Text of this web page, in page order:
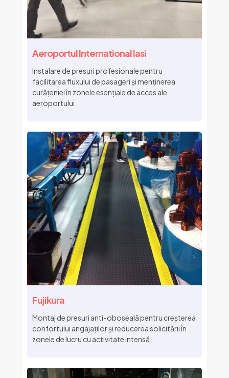
Aeroportul International Iasi
Instalare de presuri profesionale pentru
facilitarea fluxului de pasageri și menținerea
curățeniei în zonele esențiale de acces ale
aeroportului.
Fujikura
Montaj de presuri anti-oboseală pentru creșterea
confortului angajaților și reducerea solicitării în
zonele de lucru cu activitate intensă.